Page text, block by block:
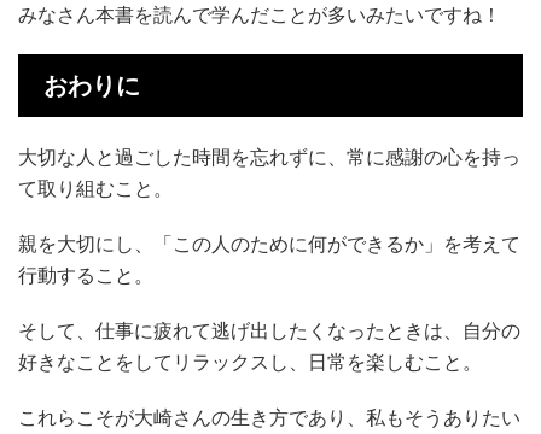
みなさん本書を読んで学んだことが多いみたいですね！
おわりに
大切な人と過ごした時間を忘れずに、常に感謝の心を持っ
て取り組むこと。
親を大切にし、「この人のために何ができるか」を考えて
行動すること。
そして、仕事に疲れて逃げ出したくなったときは、自分の
好きなことをしてリラックスし、日常を楽しむこと。
これらこそが大崎さんの生き方であり、私もそうありたい